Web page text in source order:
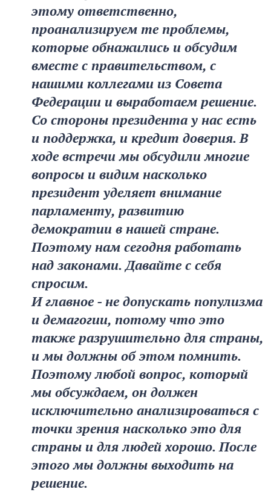
этому ответственно,
проанализируем те проблемы,
которые обнажились и обсудим
вместе с правительством, с
нашими коллегами из Совета
Федерации и выработаем решение.
Со стороны президента у нас есть
и поддержка, и кредит доверия. В
ходе встречи мы обсудили многие
вопросы и видим насколько
президент уделяет внимание
парламенту, развитию
демократии в нашей стране.
Поэтому нам сегодня работать
над законами. Давайте с себя
спросим.
И главное - не допускать популизма
и демагогии, потому что это
также разрушительно для страны,
и мы должны об этом помнить.
Поэтому любой вопрос, который
мы обсуждаем, он должен
исключительно анализироваться с
точки зрения насколько это для
страны и для людей хорошо. После
этого мы должны выходить на
решение.